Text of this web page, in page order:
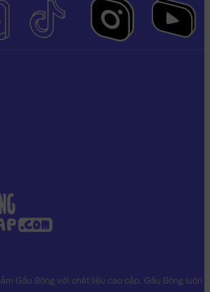
Gấu Bông với chất liệu cao cấp. Gấu Bông luôn